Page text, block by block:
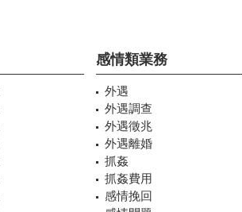
感情類業務
外遇
外遇調查
外遇徵兆
外遇離婚
抓姦
抓姦費用
感情挽回